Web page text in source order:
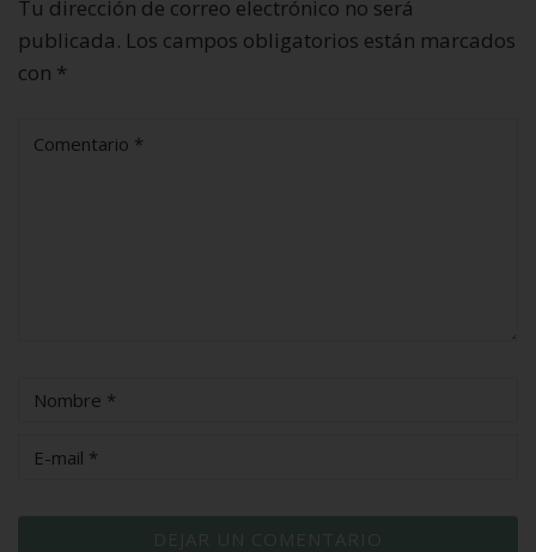
Tu dirección de correo electrónico no será
publicada. Los campos obligatorios están marcados
con *